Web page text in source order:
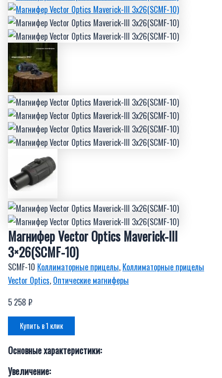
Магнифер Vector Optics Maverick-III
3×26(SCMF-10)
SCMF-10 Коллиматорные прицелы, Коллиматорные прицелы
Vector Optics, Оптические магниферы
5 258 ₽
Купить в 1 клик
Основные характеристики:
Увеличение: